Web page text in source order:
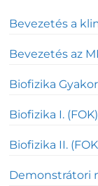
Bevezetés a
Bevezetés az
Biofizika
Biofizika I. (FOK)
Biofizika II.
Demonstrátori